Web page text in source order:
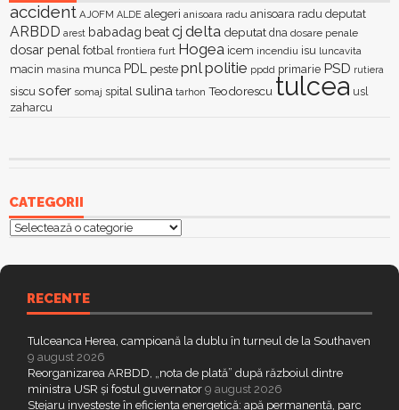
accident AJOFM ALDE alegeri anisoara radu anisoara radu deputat
ARBDD arest babadag beatcj delta deputat dna dosare penale
dosar penal fotbal frontiera furt Hogea icem incendiu isu luncavita
macin masina munca PDL peste pnlpolitie ppdd primarie PSD rutiera
siscu sofer somaj spital sulina tarhon Teodorescu tulcea usl
zaharcu
CATEGORII
Categorii
RECENTE
Tulceanca Herea, campioană la dublu în turneul de la Southaven
9 august 2026
Reorganizarea ARBDD, „nota de plată” după războiul dintre
ministra USR și fostul guvernator 9 august 2026
Stejaru investește în eficiența energetică: apă permanentă, parc